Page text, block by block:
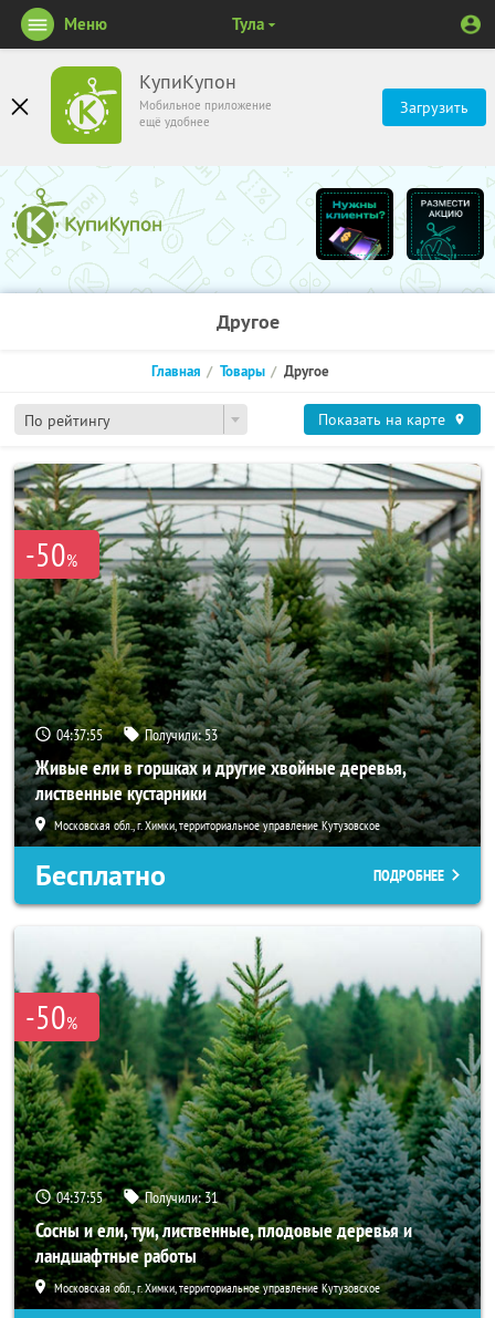
КупиКупон
Мобильное приложение
ещё удобнее
Загрузить
Меню Тула
Другое
По рейтингу
Главная Товары Другое
Показать на карте
-50%
04:37:55 Получили:53
Живые ели в горшках и другие хвойные деревья,
лиственные кустарники
Московская обл., г. Химки, территориальное управление Кутузовское
Бесплатно ПОДРОБНЕЕ
-50%
04:37:55 Получили:31
Сосны и ели, туи, лиственные, плодовые деревья и
ландшафтные работы
Московская обл., г. Химки, территориальное управление Кутузовское